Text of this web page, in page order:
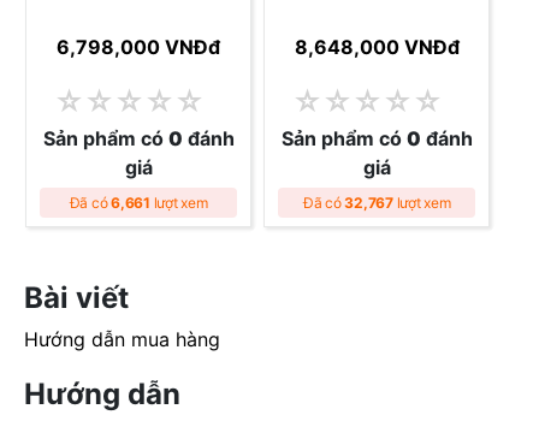
6,798,000 VNĐđ
☆ ☆ ☆ ☆ ☆
Sản phẩm có 0 đánh
giá
Đã có6,661 lượt xem
8,648,000 VNĐđ
☆ ☆ ☆ ☆ ☆
Sản phẩm có 0 đánh
giá
Đã có32,767lượt xem
Bài viết
Hướng dẫn mua hàng
Hướng dẫn